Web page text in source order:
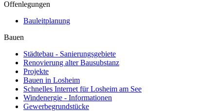
Offenlegungen
Bauleitplanung
Bauen
Städtebau - Sanierungsgebiete
Renovierung alter Bausubstanz
Projekte
Bauen in Losheim
Schnelles Internet für Losheim am See
Windenergie - Informationen
Gewerbegrundstücke